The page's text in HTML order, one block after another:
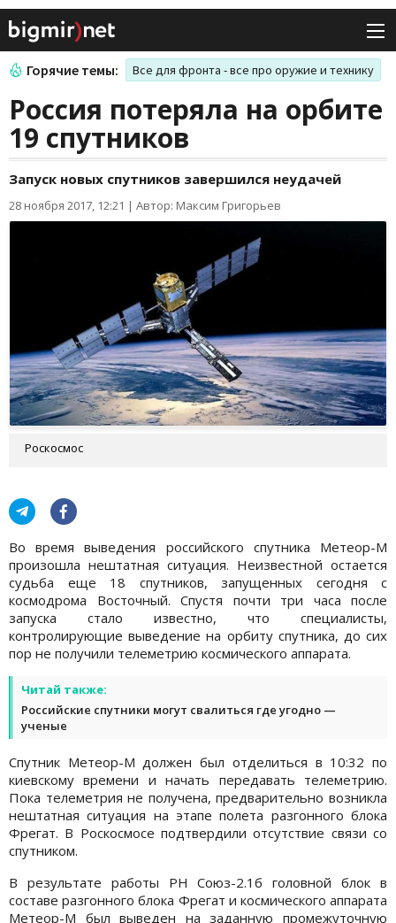
Горячие темы: Все для фронта - все про оружие и технику
Россия потеряла на орбите
19 спутников
Запуск новых спутников завершился неудачей
28 ноября 2017, 12:21 | Автор: Максим Григорьев
Роскосмос
Во время выведения российского спутника Метеор-М
произошла нештатная ситуация. Неизвестной остается
судьба еще 18 спутников, запущенных сегодня с
космодрома Восточный. Спустя почти три часа после
запуска стало известно, что специалисты,
контролирующие выведение на орбиту спутника, до сих
пор не получили телеметрию космического аппарата.
Читай также:
Российские спутники могут свалиться где угодно —
ученые
Спутник Метеор-М должен был отделиться в 10:32 по
киевскому времени и начать передавать телеметрию.
Пока телеметрия не получена, предварительно возникла
нештатная ситуация на этапе полета разгонного блока
Фрегат. В Роскосмосе подтвердили отсутствие связи со
спутником.
В результате работы РН Союз-2.1б головной блок в
составе разгонного блока Фрегат и космического аппарата
Метеор-М был выведен на заданную промежуточную